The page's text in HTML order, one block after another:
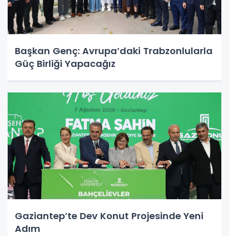
Başkan Genç: Avrupa’daki Trabzonlularla
Güç Birliği Yapacağız
Gaziantep’te Dev Konut Projesinde Yeni
Adım